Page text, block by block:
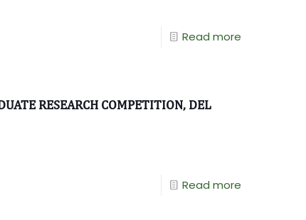
Read more
RESEARCH COMPETITION, DEL
Read more